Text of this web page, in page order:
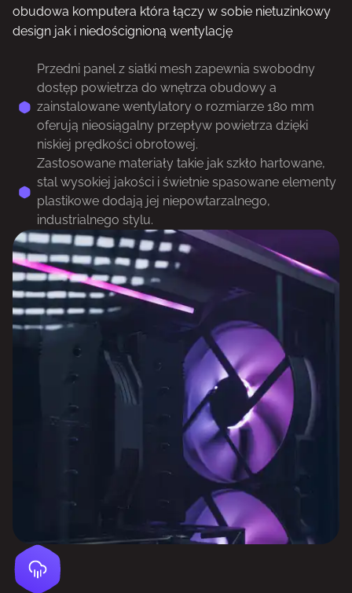
obudowa komputera która łączy w sobie nietuzinkowy
design jak i niedoścignioną wentylację
Przedni panel z siatki mesh zapewnia swobodny
dostęp powietrza do wnętrza obudowy a
zainstalowane wentylatory o rozmiarze 180 mm
oferują nieosiągalny przepływ powietrza dzięki
niskiej prędkości obrotowej.
Zastosowane materiały takie jak szkło hartowane,
stal wysokiej jakości i świetnie spasowane elementy
plastikowe dodają jej niepowtarzalnego,
industrialnego stylu.